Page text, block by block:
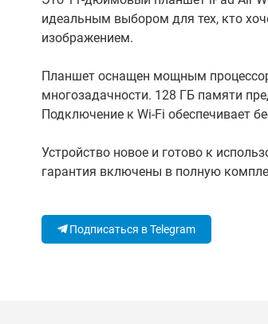
идеальным выбором для тех, кто
изображением.
Планшет оснащен мощным
многозадачности. 128 ГБ памяти
Подключение к Wi-Fi обеспечивает
Устройство новое и готово к
гарантия включены в полную
Подписаться в Telegram